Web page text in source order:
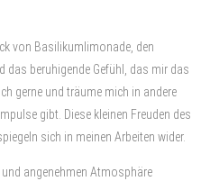
von Basilikumlimonade, den
das beruhigende Gefühl, das mir das
gerne und träume mich in andere
gibt. Diese kleinen Freuden des
sich in meinen Arbeiten wider.
angenehmen Atmosphäre